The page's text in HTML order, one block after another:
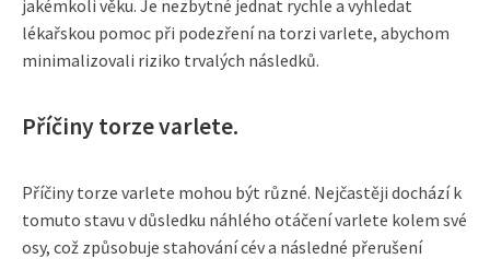
jakémkoli věku. Je nezbytné jednat rychle a vyhledat
lékařskou pomoc při podezření na torzi varlete, abychom
minimalizovali riziko trvalých následků.
Příčiny torze varlete.
Příčiny torze varlete mohou být různé. Nejčastěji dochází k
tomuto stavu v důsledku náhlého otáčení varlete kolem své
osy, což způsobuje stahování cév a následné přerušení